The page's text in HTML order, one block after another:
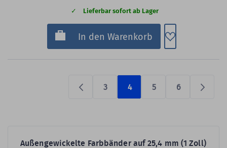
Lieferbar sofort ab Lager
In den Warenkorb Zum
3 4 5 6
Außengewickelte Farbbänder auf 25,4 mm (1 Zoll)